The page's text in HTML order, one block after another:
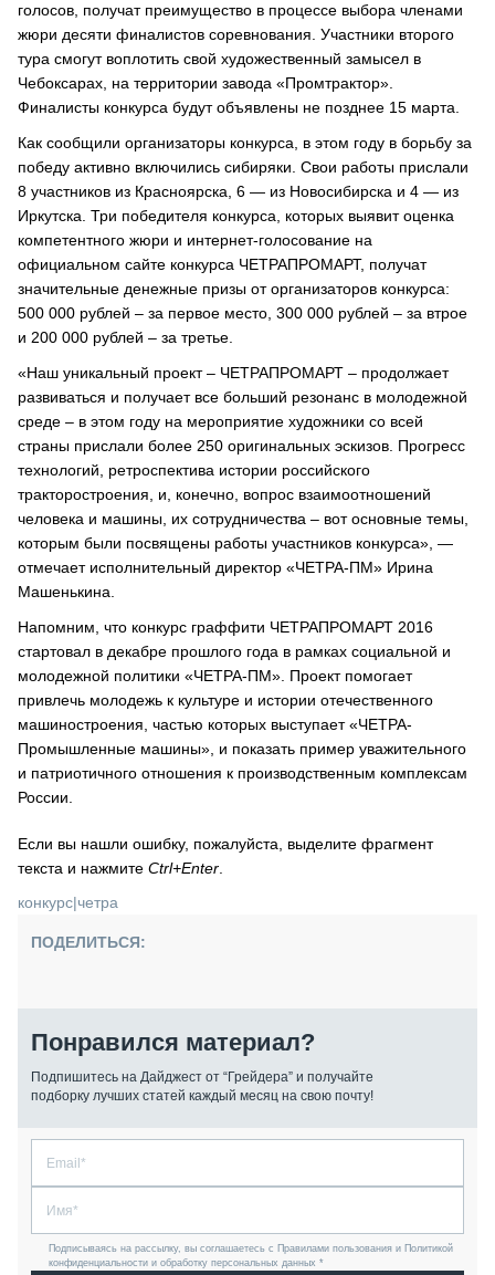
голосов, получат преимущество в процессе выбора членами
жюри десяти финалистов соревнования. Участники второго
тура смогут воплотить свой художественный замысел в
Чебоксарах, на территории завода «Промтрактор».
Финалисты конкурса будут объявлены не позднее 15 марта.
Как сообщили организаторы конкурса, в этом году в борьбу за
победу активно включились сибиряки. Свои работы прислали
8 участников из Красноярска, 6 — из Новосибирска и 4 — из
Иркутска. Три победителя конкурса, которых выявит оценка
компетентного жюри и интернет-голосование на
официальном сайте конкурса ЧЕТРАПРОМАРТ, получат
значительные денежные призы от организаторов конкурса:
500 000 рублей – за первое место, 300 000 рублей – за втрое
и 200 000 рублей – за третье.
«Наш уникальный проект – ЧЕТРАПРОМАРТ – продолжает
развиваться и получает все больший резонанс в молодежной
среде – в этом году на мероприятие художники со всей
страны прислали более 250 оригинальных эскизов. Прогресс
технологий, ретроспектива истории российского
тракторостроения, и, конечно, вопрос взаимоотношений
человека и машины, их сотрудничества – вот основные темы,
которым были посвящены работы участников конкурса», —
отмечает исполнительный директор «ЧЕТРА-ПМ» Ирина
Машенькина.
Напомним, что конкурс граффити ЧЕТРАПРОМАРТ 2016
стартовал в декабре прошлого года в рамках социальной и
молодежной политики «ЧЕТРА-ПМ». Проект помогает
привлечь молодежь к культуре и истории отечественного
машиностроения, частью которых выступает «ЧЕТРА-
Промышленные машины», и показать пример уважительного
и патриотичного отношения к производственным комплексам
России.
Если вы нашли ошибку, пожалуйста, выделите фрагмент
текста и нажмите Ctrl+Enter
конкурс|четра
ПОДЕЛИТЬСЯ:
Понравился материал?
Подпишитесь на Дайджест от “Грейдера” и получайте
подборку лучших статей каждый месяц на свою почту!
Подписываясь на рассылку, вы соглашаетесь с Правилами пользования и Политикой
конфиденциальности и обработку персональных данных *